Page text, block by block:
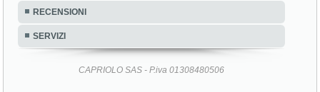
RECENSIONI
SERVIZI
CAPRIOLO SAS - P.iva 01308480506